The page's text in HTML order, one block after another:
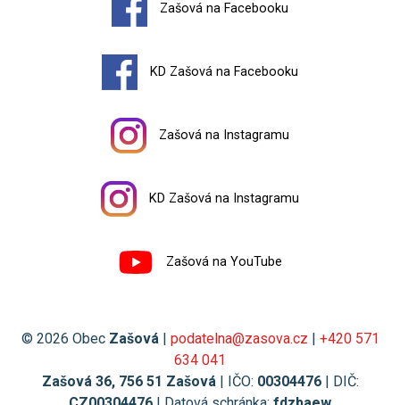
Zašová na Facebooku
KD Zašová na Facebooku
Zašová na Instagramu
KD Zašová na Instagramu
Zašová na YouTube
© 2026 Obec Zašová| podatelna@zasova.cz
+420 571
634 041
Zašová 36, 756 51 Zašová| IČO: 00304476| DIČ: